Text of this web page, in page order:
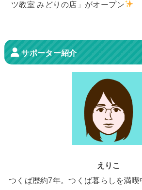
ツ教室 みどりの店」がオープン
サポーター紹介
えりこ
つくば歴約7年。つくば暮らしを満